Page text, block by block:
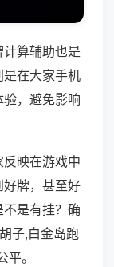
算辅助也是
在大家手机
，避免影响
映在游戏中
牌，甚至好
是有挂？确
子,白金岛跑
。